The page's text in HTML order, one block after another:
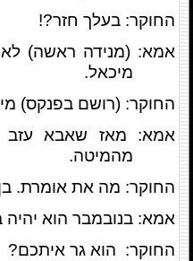
החוקר: בעלך חזר?!
אמא: (מנידה ראשה)
מיכאל.
החוקר: (רושם בפנקס)
אמא: מאז שאבא עזב
מהמיטה.
החוקר: מה את אומרת.
אמא: בנובמבר הוא
החוקר: הוא גר איתכם?